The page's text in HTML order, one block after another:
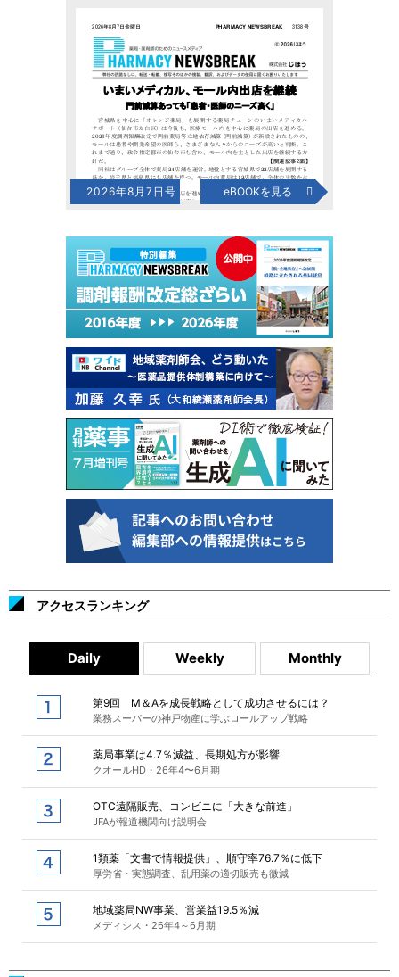
2026年8月7日号 eBOOKを見る
アクセスランキング
Daily Weekly Monthly
第9回 M＆Aを成長戦略として成功させるには？
業務スーパーの神戸物産に学ぶロールアップ戦略
薬局事業は4.7％減益、長期処方が影響
クオールHD・26年4〜6月期
OTC遠隔販売、コンビニに「大きな前進」
JFAが報道機関向け説明会
1類薬「文書で情報提供」、順守率76.7％に低下
厚労省・実態調査、乱用薬の適切販売も微減
地域薬局NW事業、営業益19.5％減
メディシス・26年4～6月期